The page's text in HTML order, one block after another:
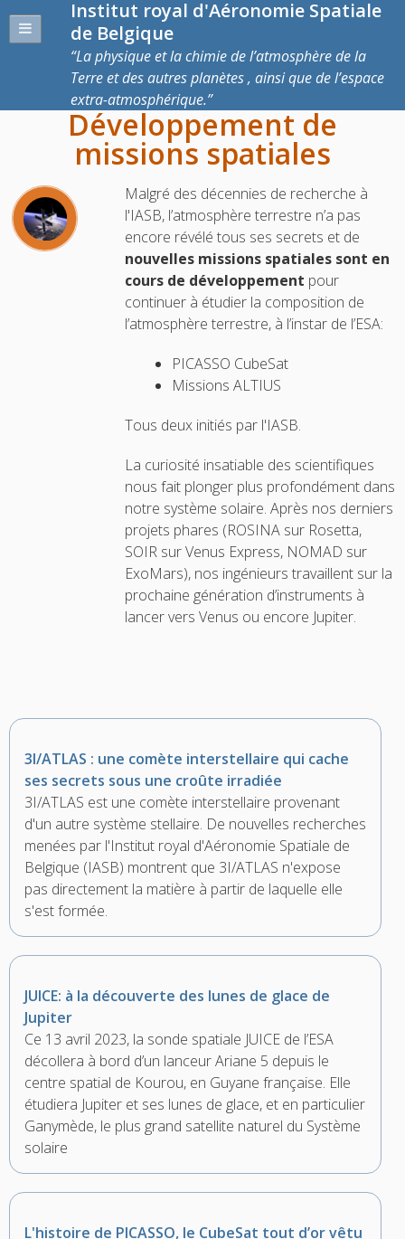
Institut royal d'Aéronomie Spatiale
de Belgique
La physique et la chimie de l’atmosphère de la
Terre et des autres planètes , ainsi que de l’espace
extra-atmosphérique.
Développement de
missions spatiales
Malgré des décennies de recherche à
l'IASB, l’atmosphère terrestre n’a pas
encore révélé tous ses secrets et de
nouvelles missions spatiales sont en
cours de développement pour
continuer à étudier la composition de
l’atmosphère terrestre, à l’instar de l’ESA:
PICASSO CubeSat
Missions ALTIUS
Tous deux initiés par l'IASB.
La curiosité insatiable des scientifiques
nous fait plonger plus profondément dans
notre système solaire. Après nos derniers
projets phares (ROSINA sur Rosetta,
SOIR sur Venus Express, NOMAD sur
ExoMars), nos ingénieurs travaillent sur la
prochaine génération d’instruments à
lancer vers Venus ou encore Jupiter.
3I/ATLAS : une comète interstellaire qui cache
ses secrets sous une croûte irradiée
3I/ATLAS est une comète interstellaire provenant
d'un autre système stellaire. De nouvelles recherches
menées par l'Institut royal d'Aéronomie Spatiale de
Belgique (IASB) montrent que 3I/ATLAS n'expose
pas directement la matière à partir de laquelle elle
s'est formée.
JUICE: à la découverte des lunes de glace de
Jupiter
Ce 13 avril 2023, la sonde spatiale JUICE de l’ESA
décollera à bord d’un lanceur Ariane 5 depuis le
centre spatial de Kourou, en Guyane française. Elle
étudiera Jupiter et ses lunes de glace, et en particulier
Ganymède, le plus grand satellite naturel du Système
solaire
L'histoire de PICASSO, le CubeSat tout d’or vêtu